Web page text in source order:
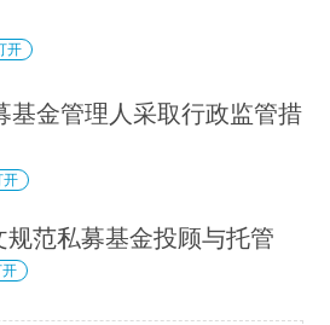
开
基金管理人采取行政监管措
开
范私募基金投顾与托管